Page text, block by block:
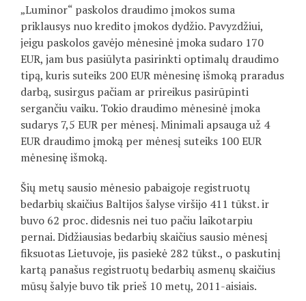
„Luminor“ paskolos draudimo įmokos suma
priklausys nuo kredito įmokos dydžio. Pavyzdžiui,
jeigu paskolos gavėjo mėnesinė įmoka sudaro 170
EUR, jam bus pasiūlyta pasirinkti optimalų draudimo
tipą, kuris suteiks 200 EUR mėnesinę išmoką praradus
darbą, susirgus pačiam ar prireikus pasirūpinti
sergančiu vaiku. Tokio draudimo mėnesinė įmoka
sudarys 7,5 EUR per mėnesį. Minimali apsauga už 4
EUR draudimo įmoką per mėnesį suteiks 100 EUR
mėnesinę išmoką.
Šių metų sausio mėnesio pabaigoje registruotų
bedarbių skaičius Baltijos šalyse viršijo 411 tūkst. ir
buvo 62 proc. didesnis nei tuo pačiu laikotarpiu
pernai. Didžiausias bedarbių skaičius sausio mėnesį
fiksuotas Lietuvoje, jis pasiekė 282 tūkst., o paskutinį
kartą panašus registruotų bedarbių asmenų skaičius
mūsų šalyje buvo tik prieš 10 metų, 2011-aisiais.